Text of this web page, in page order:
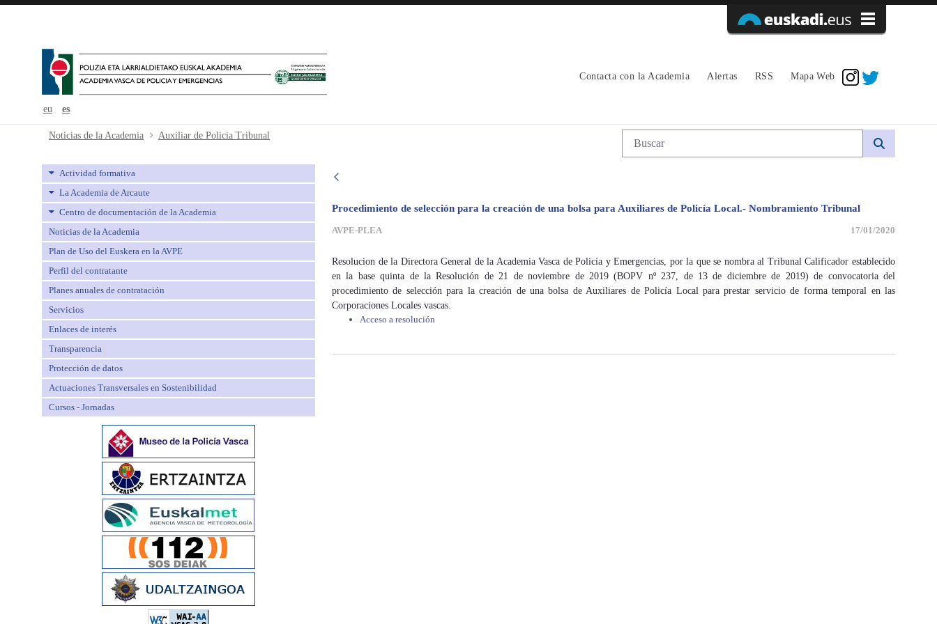
eu es
Contacta con la Academia Alertas RSS Mapa Web
Auxiliar de Policia Tribunal - avpe
Noticias de la Academia Auxiliar de Policia Tribunal Búsqueda web
Actividad formativa
La Academia de Arcaute
Centro de documentación de la Academia
Noticias de la Academia
Plan de Uso del Euskera en la AVPE
Perfil del contratante
Planes anuales de contratación
Servicios
Enlaces de interés
Transparencia
Protección de datos
Actuaciones Transversales en Sostenibilidad
Cursos - Jornadas
Procedimiento de selección para la creación de una bolsa para Auxiliares de Policía Local.- Nombramiento Tribunal
AVPE-PLEA 17/01/2020
Resolucion de la Directora General de la Academia Vasca de Policía y Emergencias, por la que se nombra al Tribunal Calificador establecido
en la base quinta de la Resolución de 21 de noviembre de 2019 (BOPV nº 237, de 13 de diciembre de 2019) de convocatoria del
procedimiento de selección para la creación de una bolsa de Auxiliares de Policía Local para prestar servicio de forma temporal en las
Corporaciones Locales vascas.
Acceso a resolución